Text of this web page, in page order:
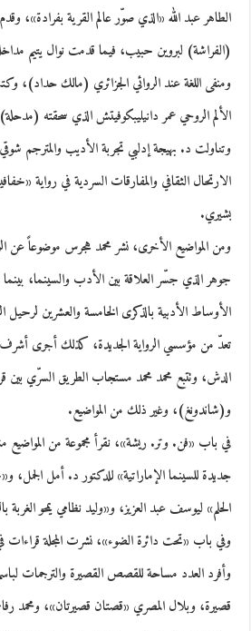
الطاهر عبد الله «الذي صوّر عالم القرية بفرادة»،
(الفراشة) لبروين حبيب، فيما قدمت نوال يتيم
ومنفى اللغة عند الروائي الجزائري (مالك حداد)،
الألم الروحي عمر دانيليبكوفيتش الذي سحقته
وتناولت د. بهيجة إدلبي تجربة الأديب والمترجم
الارتحال الثقافي والمفارقات السردية في رواية
بشيري.
ومن المواضيع الأخرى، نشر محمد هجرس موضوعاً عن
جوهر الذي جسّر العلاقة بين الأدب والسينما،
الأوساط الأدبية بالذكرى الخامسة والعشرين
تعدّ من مؤسسي الرواية الجديدة، كذلك أجرى أشرف
الدش، وتتبع محمد محمد مستجاب الطريق السرّي
و(شاندونغ)، وغير ذلك من المواضيع.
في باب «فن. وتر. ريشة»، نقرأ مجموعة من المواضيع
جديدة للسينما الإماراتية» للدكتور د. أمل الجمل،
الحلم» ليوسف عبد العزيز، و«وليد نظامي يمحو الغربة
وفي باب «تحت دائرة الضوء»، نشرت المجلة
وأفرد العدد مساحة للقصص القصيرة والترجمات
قصيرة، وبلال المصري «قصتان قصيرتان»، ومحمد